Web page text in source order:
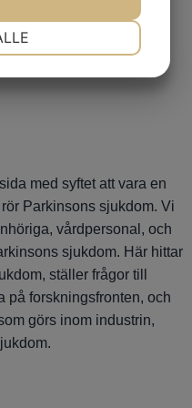
med syftet att vara en
Parkinsons sjukdom. Vi
vårdpersonal, och
sjukdom. Här hittar
ställer frågor till
på forskningsfronten, och
görs inom industrin,